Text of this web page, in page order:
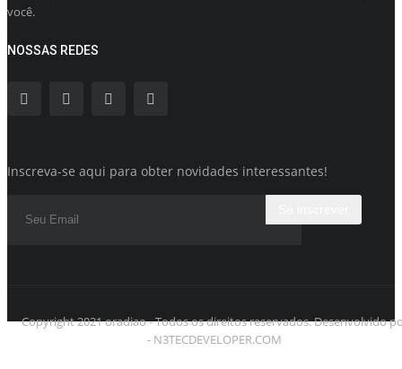
você.
NOSSAS REDES
Inscreva-se aqui para obter novidades interessantes!
Copyright 2021 oradiao - Todos os direitos reservados. Desenvolvido
- N3TECDEVELOPER.COM